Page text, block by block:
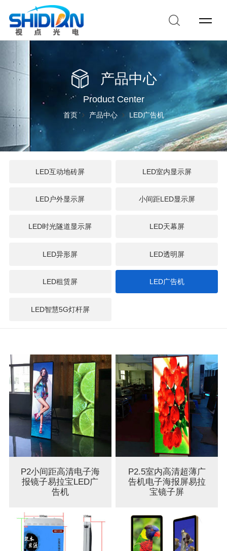
产品中心
Product Center
首页 产品中心 LED广告机
LED互动地砖屏 LED室内显示屏
LED户外显示屏 小间距LED显示屏
LED时光隧道显示屏 LED天幕屏
LED异形屏 LED透明屏
LED租赁屏 LED广告机
LED智慧5G灯杆屏
P2小间距高清电子海
报镜子易拉宝LED广
告机
P2.5室内高清超薄广
告机电子海报屏易拉
宝镜子屏